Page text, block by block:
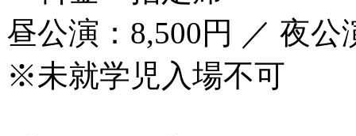
昼公演：8,500円 ／ 夜公
※未就学児入場不可